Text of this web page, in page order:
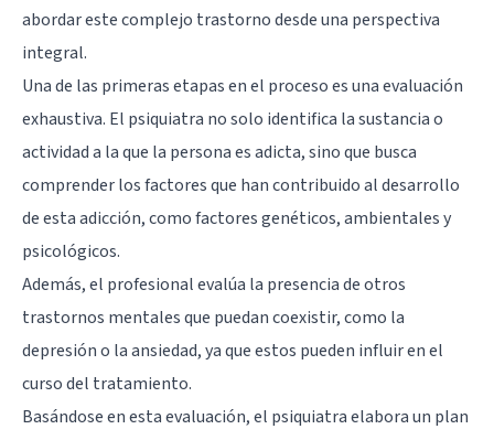
abordar este complejo trastorno desde una perspectiva
integral.
Una de las primeras etapas en el proceso es una evaluación
exhaustiva. El psiquiatra no solo identifica la sustancia o
actividad a la que la persona es adicta, sino que busca
comprender los factores que han contribuido al desarrollo
de esta adicción, como factores genéticos, ambientales y
psicológicos.
Además, el profesional evalúa la presencia de otros
trastornos mentales que puedan coexistir, como la
depresión o la ansiedad, ya que estos pueden influir en el
curso del tratamiento.
Basándose en esta evaluación, el psiquiatra elabora un plan